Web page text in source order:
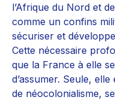
l’Afrique du Nord et
comme un confins
sécuriser et
Cette nécessaire
que la France à elle
d’assumer. Seule,
de néocolonialisme,